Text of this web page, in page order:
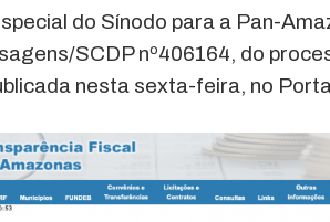
do Sínodo para a Pan-
SCDP nº406164, do
nesta sexta-feira, no